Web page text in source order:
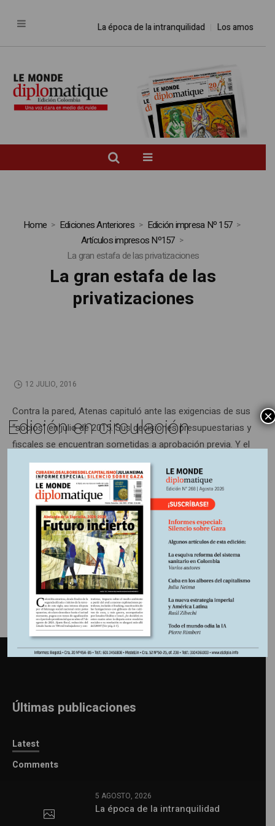
La época de la intranquilidad Los amos del mundo
Home Ediciones Anteriores
Edición impresa Nº 157
Artículos impresos Nº157
La gran estafa de las privatizaciones
La gran estafa de las
privatizaciones
12 JULIO, 2016
Contra la pared, Atenas capituló ante las exigencias de sus
“socios” en julio de 2015. Sus decisiones presupuestarias y
fiscales se encuentran sometidas a aprobación previa. Y el
programa de privatizaciones que le impusieron constituye
la mayor transferencia de bienes públicos para un país de
la Unión Europea.
Información adicional
Últimas publicaciones
Latest
Comments
5 AGOSTO, 2026
La época de la intranquilidad
Edición en circulación ×